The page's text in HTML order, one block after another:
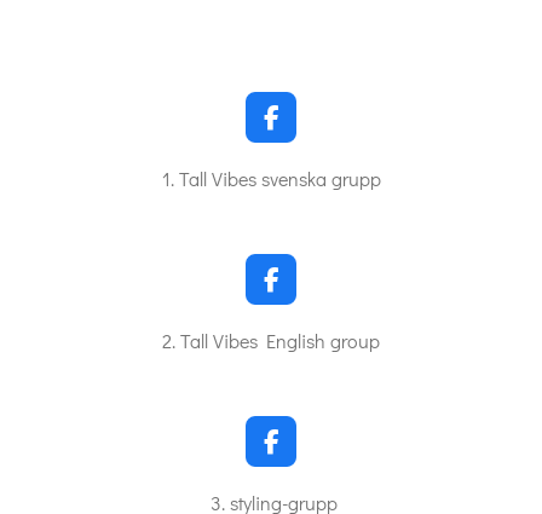
F
a
c
o
k
1. Tall Vibes svenska grupp
F
a
c
o
k
2. Tall Vibes English group
F
a
c
3. styling-grupp